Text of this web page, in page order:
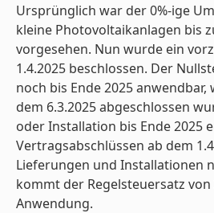
Ursprünglich war der 0%-ige
kleine Photovoltaikanlagen bis
vorgesehen. Nun wurde ein
1.4.2025 beschlossen. Der
noch bis Ende 2025
dem 6.3.2025 abgeschlossen
oder Installation bis Ende 2025
Vertragsabschlüssen ab dem
Lieferungen und Installationen
kommt der Regelsteuersatz von
Anwendung.